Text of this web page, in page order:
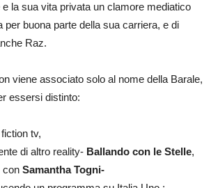
la sua vita privata un clamore mediatico
per buona parte della sua carriera, e di
Raz.
viene associato solo al nome della Barale,
essersi distinto:
tv,
di altro reality- Ballando con le Stelle,
con Samantha Togni-